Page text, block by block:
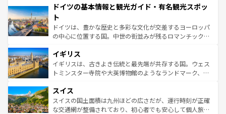
せる。地方によって風土や気候が異なるスペインはその個
ンテンツ一覧 を参照してほしい。
で、幅広い魅力が詰まっている。華麗な宮殿、歴史的な大
聖堂、美しいビーチ、そして豊かな自然が、訪れる者を心
から魅了する。また、フランスは美食の国としても知ら
れ、フランス料理はユネスコ無形文化遺産にも登録されて
香り高いラベンダー畑など、多彩な楽しみ方が可能だ。さ
らに、パリ以外の地域にも魅力が溢れており、どの街角に
も豊かな歴史と文化が息づいている。パリ以外の個性あふ
を参照してほしい。
ドイツの基本情報と観光ガイド・有名観光スポッ
ト
ドイツは、豊かな歴史と多彩な文化が交差するヨーロッパ
の中心に位置する国。中世の街並みが残るロマンチック街
顔を持つこの国は、どこを歩いても飽きることがない。ベ
ルリンの文化的活気、バイエルン州のアルプスの絶景、そ
してライン川沿いのワイン畑といった風景は必見。ビール
は、お酒好きな人にはぜひ体験してほしい。 なお、新着の
ドイツ情報はコンテンツ一覧を参照してほしい。
イギリス
イギリスは、古きよき伝統と最先端が共存する国。ウェス
トミンスター寺院や大英博物館のようなランドマーク、歴
リアごとに異なる魅力がある。また、優雅なアフタヌーン
ティー、ビール好きにはたまらない英国パブ、サッカー観
戦など、本場だからこそできる体験も豊富。イギリスを旅
スイス
スイスの国土面積は九州ほどの広さだが、運行時刻が正確
な交通網が整備されており、初心者でも安心して個人旅行